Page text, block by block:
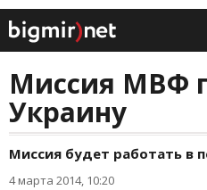
Миссия МВФ
Украину
Миссия будет работать в
4 марта 2014, 10:20